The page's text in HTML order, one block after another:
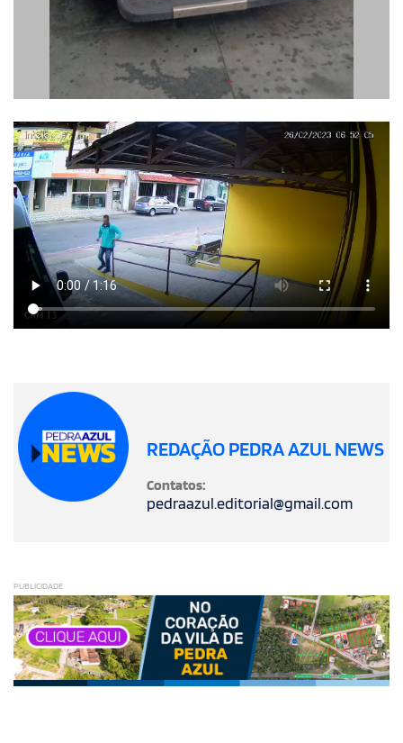
REDAÇÃO PEDRA AZUL NEWS
Contatos:
pedraazul.editorial@gmail.com
PUBLICIDADE